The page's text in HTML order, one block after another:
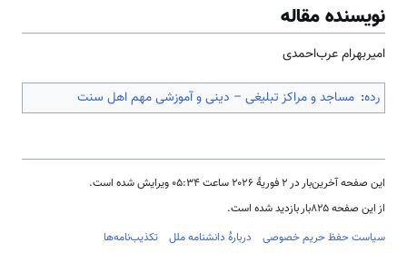
نویسنده مقاله
امیربهرام‌ عرب‌احمدی
رده: مساجد و مراکز تبلیغی – دینی و آموزشی مهم اهل سنت
این صفحه آخرین‌بار در ‏۲ فوریهٔ ۲۰۲۶ ساعت ‏۰۵:۳۴ ویرایش شده است.
از این صفحه ۸۲۵بار بازدید شده است.
سیاست حفظ حریم خصوصی
دربارهٔ دانشنامه ملل تکذیب‌نامه‌ها